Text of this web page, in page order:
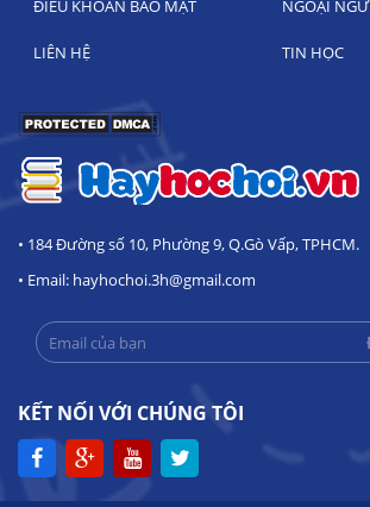
ĐIỀU KHOẢN BẢO MẬT NGOẠI NGỮ
LIÊN HỆ TIN HỌC
• 184 Đường số 10, Phường 9, Q.Gò Vấp, TPHCM.
• Email: hayhochoi.3h@gmail.com
KẾT NỐI VỚI CHÚNG TÔI